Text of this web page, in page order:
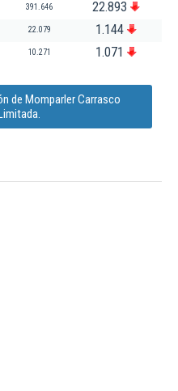
391.646 22.893
22.079 1.144
10.271 1.071
de Momparler Carrasco